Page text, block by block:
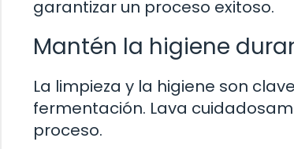
garantizar un proceso exitoso.
Mantén la higiene
La limpieza y la higiene son
fermentación. Lava
proceso.